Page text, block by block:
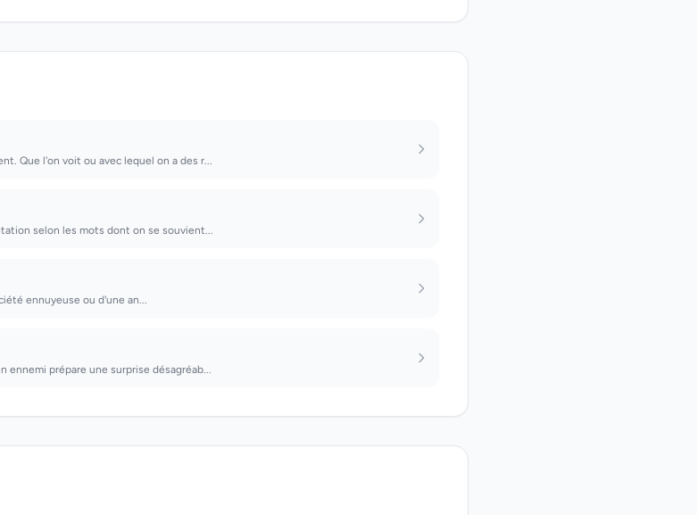
Que l'on voit ou avec lequel on a des r...
selon les mots dont on se souvient...
ennuyeuse ou d'une an...
ennemi prépare une surprise désagréab...